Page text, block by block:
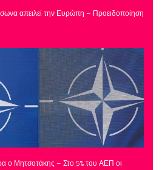
απειλεί την Ευρώπη – Προειδοποίηση
ο Μητσοτάκης – Στο 5% του ΑΕΠ οι